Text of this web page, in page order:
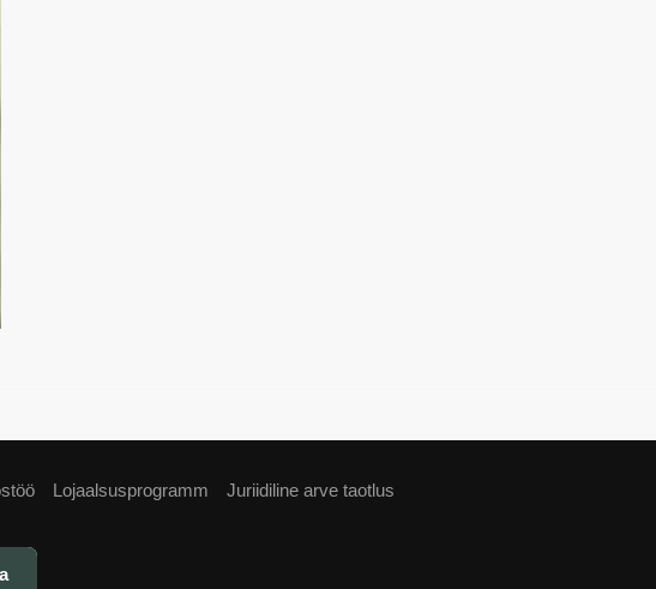
Lojaalsusprogramm Juriidiline arve taotlus